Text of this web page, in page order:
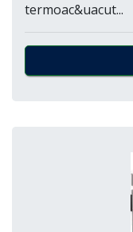
termoac&uacut...